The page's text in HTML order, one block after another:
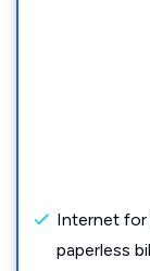
Internet
paperless